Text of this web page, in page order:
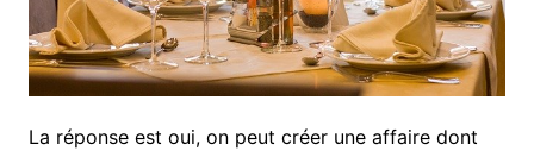
La réponse est oui, on peut créer une affaire dont